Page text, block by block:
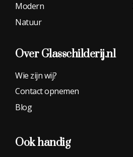
Modern
Natuur
Over Glasschilderij.nl
Wie zijn wij?
Contact opnemen
Blog
Ook handig